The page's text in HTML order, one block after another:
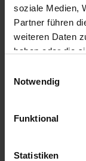
soziale Medien,
Partner führen
weiteren Daten
haben oder die
Notwendig
Funktional
Statistiken